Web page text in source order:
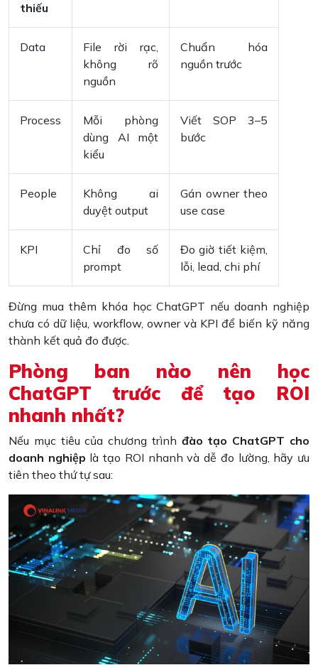
thiếu
Data
File rời rạc,
không rõ
nguồn
Chuẩn hóa
nguồn trước
Process
Mỗi phòng
dùng AI một
kiểu
Viết SOP 3–5
bước
People
Không ai
duyệt output
Gán owner theo
use case
KPI
Chỉ đo số
prompt
Đo giờ tiết kiệm,
lỗi, lead, chi phí
Đừng mua thêm khóa học ChatGPT nếu doanh nghiệp
chưa có dữ liệu, workflow, owner và KPI để biến kỹ năng
thành kết quả đo được.
Phòng ban nào nên học
ChatGPT trước để tạo ROI
nhanh nhất?
Nếu mục tiêu của chương trình đào tạo ChatGPT cho
doanh nghiệp là tạo ROI nhanh và dễ đo lường, hãy ưu
tiên theo thứ tự sau: